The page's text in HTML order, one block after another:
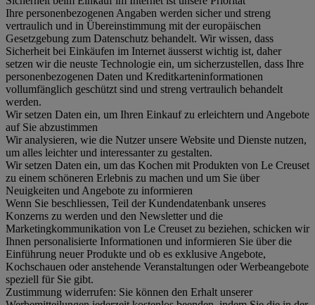
Ihre personenbezogenen Angaben werden sicher und streng
vertraulich und in Übereinstimmung mit der europäischen
Gesetzgebung zum Datenschutz behandelt. Wir wissen, dass
Sicherheit bei Einkäufen im Internet äusserst wichtig ist, daher
setzen wir die neuste Technologie ein, um sicherzustellen, dass Ihre
personenbezogenen Daten und Kreditkarteninformationen
vollumfänglich geschützt sind und streng vertraulich behandelt
werden.
Wir setzen Daten ein, um Ihren Einkauf zu erleichtern und Angebote
auf Sie abzustimmen
Wir analysieren, wie die Nutzer unsere Website und Dienste nutzen,
um alles leichter und interessanter zu gestalten.
Wir setzen Daten ein, um das Kochen mit Produkten von Le Creuset
zu einem schöneren Erlebnis zu machen und um Sie über
Neuigkeiten und Angebote zu informieren
Wenn Sie beschliessen, Teil der Kundendatenbank unseres
Konzerns zu werden und den Newsletter und die
Marketingkommunikation von Le Creuset zu beziehen, schicken wir
Ihnen personalisierte Informationen und informieren Sie über die
Einführung neuer Produkte und ob es exklusive Angebote,
Kochschauen oder anstehende Veranstaltungen oder Werbeangebote
speziell für Sie gibt.
Zustimmung widerrufen: Sie können den Erhalt unserer